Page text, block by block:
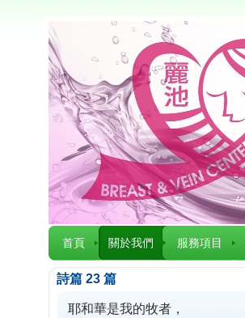
首頁 關於我們 服務項目
詩篇 23 篇
耶和華是我的牧者，